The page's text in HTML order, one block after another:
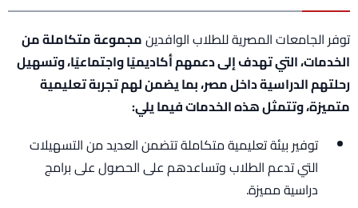
توفر الجامعات المصرية للطلاب الوافدينمجموعة متكاملة من
الخدمات، التي تهدف إلى دعمهم أكاديميًا واجتماعيًا، وتسهيل
رحلتهم الدراسية داخل مصر، بما يضمن لهم تجربة تعليمية
متميزة، وتتمثل هذه الخدمات فيما يلي:
توفير بيئة تعليمية متكاملة تتضمن العديد من التسهيلات
التي تدعم الطلاب وتساعدهم على الحصول على برامج
دراسية مميزة.